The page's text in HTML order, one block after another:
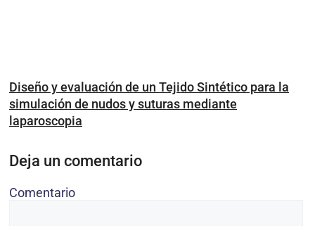
Diseño y evaluación de un Tejido Sintético para la
simulación de nudos y suturas mediante
laparoscopia
Deja un comentario
Comentario